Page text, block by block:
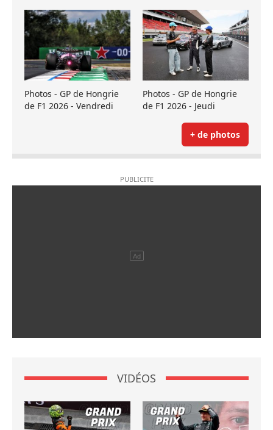
Photos - GP de Hongrie
de F1 2026 - Vendredi
Photos - GP de Hongrie
de F1 2026 - Jeudi
+ de photos
VIDÉOS